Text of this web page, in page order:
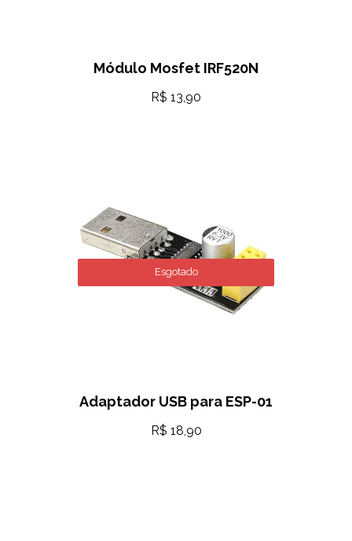
Módulo Mosfet IRF520N
R$ 13,90
Esgotado
Adaptador USB para ESP-01
R$ 18,90